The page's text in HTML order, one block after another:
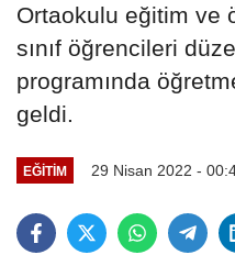
Ortaokulu eğitim ve
sınıf öğrencileri
programında
geldi.
EĞITIM 29 Nisan 2022 -